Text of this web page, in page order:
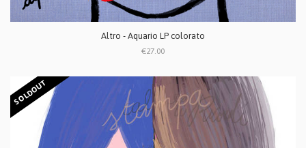
Altro - Aquario LP colorato
€27.00
SOLDOUT